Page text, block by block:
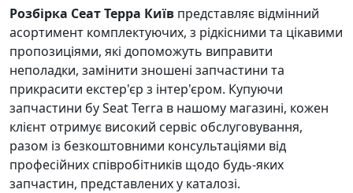
Розбірка Сеат Терра Київ представляє відмінний
асортимент комплектуючих, з рідкісними та цікавими
пропозиціями, які допоможуть виправити
неполадки, замінити зношені запчастини та
прикрасити екстер'єр з інтер'єром. Купуючи
запчастини бу Seat Terra в нашому магазині, кожен
клієнт отримує високий сервіс обслуговування,
разом із безкоштовними консультаціями від
професійних співробітників щодо будь-яких
запчастин, представлених у каталозі.